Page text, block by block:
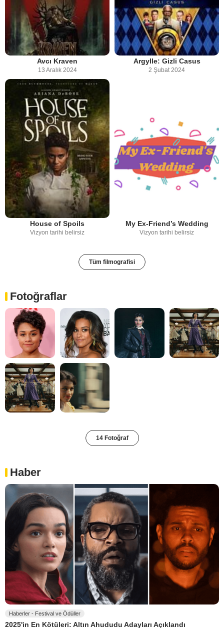
Avcı Kraven
13 Aralık 2024
Argylle: Gizli Casus
2 Şubat 2024
House of Spoils
Vizyon tarihi belirsiz
My Ex-Friend’s Wedding
Vizyon tarihi belirsiz
Tüm filmografisi
Fotoğraflar
14 Fotoğraf
Haber
Haberler - Festival ve Ödüller
2025'in En Kötüleri: Altın Ahududu Adayları Açıklandı